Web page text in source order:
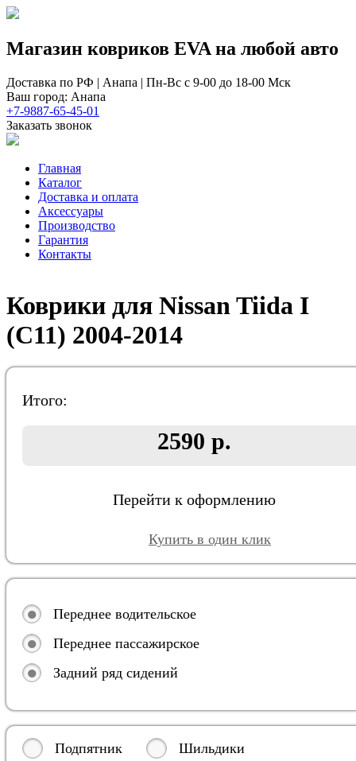
Магазин ковриков EVA ​на любой авто
Доставка по РФ | Анапа | Пн-Вс с 9-00 до 18-00 Мск
Ваш город: Анапа
+7-9887-65-45-01
Заказать звонок
Главная
Каталог
Доставка и оплата
Аксессуары
Производство
Гарантия
Контакты
Коврики для Nissan Tiida I
(C11) 2004-2014
Итого:
2590 р.
Перейти к оформлению
Купить в один клик
Переднее водительское
Переднее пассажирское
Задний ряд сидений
Подпятник Шильдики